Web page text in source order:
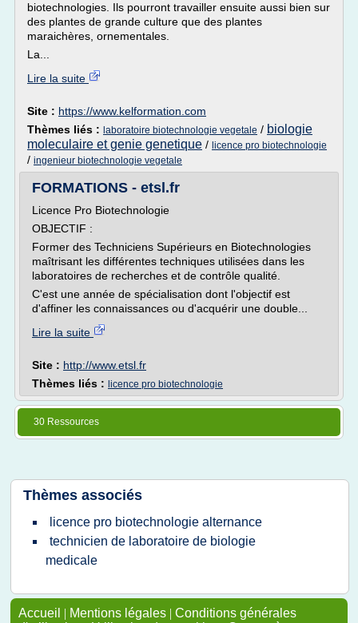
biotechnologies. Ils pourront travailler ensuite aussi bien sur
des plantes de grande culture que des plantes
maraichères, ornementales.
La...
Lire la suite
Site : https://www.kelformation.com
Thèmes liés : laboratoire biotechnologie vegetale / biologie
moleculaire et genie genetique / licence pro biotechnologie
/ ingenieur biotechnologie vegetale
FORMATIONS - etsl.fr
Licence Pro Biotechnologie
OBJECTIF :
Former des Techniciens Supérieurs en Biotechnologies
maîtrisant les différentes techniques utilisées dans les
laboratoires de recherches et de contrôle qualité.
C'est une année de spécialisation dont l'objectif est
d'affiner les connaissances ou d'acquérir une double...
Lire la suite
Site : http://www.etsl.fr
Thèmes liés : licence pro biotechnologie
30 Ressources
Thèmes associés
licence pro biotechnologie alternance
technicien de laboratoire de biologie
medicale
Accueil | Mentions légales | Conditions générales